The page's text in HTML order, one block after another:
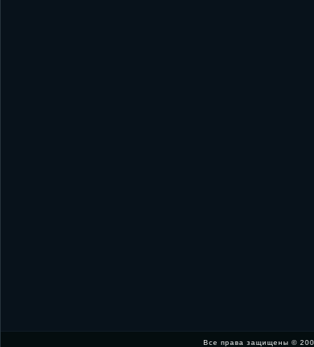
Все права защищены ©